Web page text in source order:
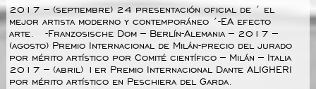
2017 – (septiembre) 24 presentación oficial de ´ el
mejor artista moderno y contemporáneo ´-EA efecto
arte. -Franzosische Dom – Berlín-Alemania – 2017 –
(agosto) Premio Internacional de Milán-precio del jurado
por mérito artístico por Comité científico – Milán – Italia
2017 – (abril) 1er Premio Internacional Dante ALIGHERI
por mérito artístico en Peschiera del Garda.